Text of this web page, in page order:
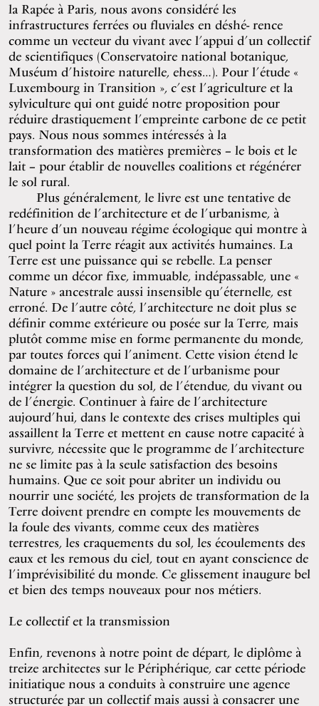
la Rapée à Paris, nous avons considéré les
infrastructures ferrées ou fluviales en déshé- rence
comme un vecteur du vivant avec l’appui d’un collectif
de scientifiques (Conservatoire national botanique,
Muséum d’histoire naturelle, ehess…). Pour l’étude «
Luxembourg in Transition », c’est l’agriculture et la
sylviculture qui ont guidé notre proposition pour
réduire drastiquement l’empreinte carbone de ce petit
pays. Nous nous sommes intéressés à la
transformation des matières premières – le bois et le
lait – pour établir de nouvelles coalitions et régénérer
le sol rural.
Plus généralement, le livre est une tentative de
redéfinition de l’architecture et de l’urbanisme, à
l’heure d’un nouveau régime écologique qui montre à
quel point la Terre réagit aux activités humaines. La
Terre est une puissance qui se rebelle. La penser
comme un décor fixe, immuable, indépassable, une «
Nature » ancestrale aussi insensible qu’éternelle, est
erroné. De l’autre côté, l’architecture ne doit plus se
définir comme extérieure ou posée sur la Terre, mais
plutôt comme mise en forme permanente du monde,
par toutes forces qui l’animent. Cette vision étend le
domaine de l’architecture et de l’urbanisme pour
intégrer la question du sol, de l’étendue, du vivant ou
de l’énergie. Continuer à faire de l’architecture
aujourd’hui, dans le contexte des crises multiples qui
assaillent la Terre et mettent en cause notre capacité à
survivre, nécessite que le programme de l’architecture
ne se limite pas à la seule satisfaction des besoins
humains. Que ce soit pour abriter un individu ou
nourrir une société, les projets de transformation de la
Terre doivent prendre en compte les mouvements de
la foule des vivants, comme ceux des matières
terrestres, les craquements du sol, les écoulements des
eaux et les remous du ciel, tout en ayant conscience de
l’imprévisibilité du monde. Ce glissement inaugure bel
et bien des temps nouveaux pour nos métiers.
Le collectif et la transmission
Enfin, revenons à notre point de départ, le diplôme à
treize architectes sur le Périphérique, car cette période
initiatique nous a conduits à construire une agence
structurée par un collectif mais aussi à consacrer une